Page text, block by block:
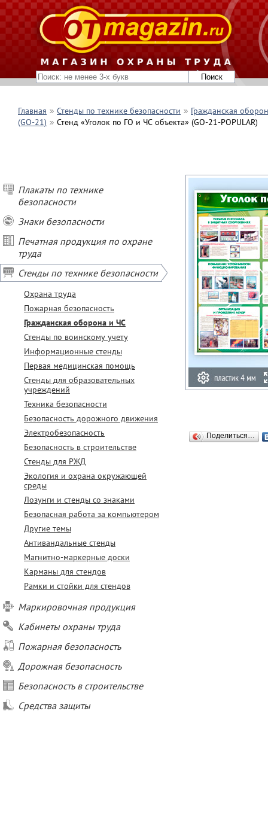
Главная Стенды по технике безопасности
Гражданская
(GO-21)
Стенд «Уголок по ГО и ЧС объекта» (GO-21-POPULAR)
Плакаты по технике
безопасности
Знаки безопасности
Печатная продукция по охране
труда
Стенды по технике безопасности
Охрана труда
Пожарная безопасность
Гражданская оборона и ЧС
Стенды по воинскому учету
Информационные стенды
Первая медицинская помощь
Стенды для образовательных
учреждений
Техника безопасности
Безопасность дорожного движения
Электробезопасность
Безопасность в строительстве
Стенды для РЖД
Экология и охрана окружающей
среды
Лозунги и стенды со знаками
Безопасная работа за компьютером
Другие темы
Антивандальные стенды
Магнитно-маркерные доски
Карманы для стендов
Рамки и стойки для стендов
Маркировочная продукция
Кабинеты охраны труда
Пожарная безопасность
Дорожная безопасность
Безопасность в строительстве
Средства защиты
Поделиться…